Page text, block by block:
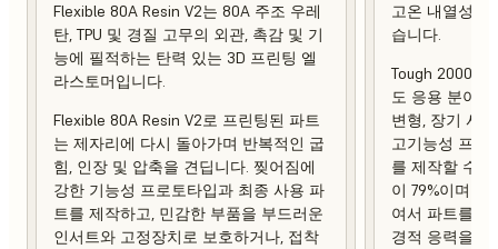
Flexible 80A Resin V2는 80A 주조 우레
탄, TPU 및 경질 고무의 외관, 촉감 및 기
능에 필적하는 탄력 있는 3D 프린팅 엘
라스토머입니다.
Flexible 80A Resin V2로 프린팅된 파트
는 제자리에 다시 돌아가며 반복적인 굽
힘, 인장 및 압축을 견딥니다. 찢어짐에
강한 기능성 프로토타입과 최종 사용 파
트를 제작하고, 민감한 부품을 부드러운
인서트와 고정장치로 보호하거나, 접착
고온 내열성
습니다.
Tough 2000
도 응용 분야
변형, 장기 사
고기능성 프로
를 제작할 수
이 79%이며 열
여서 파트를
경적 응력을